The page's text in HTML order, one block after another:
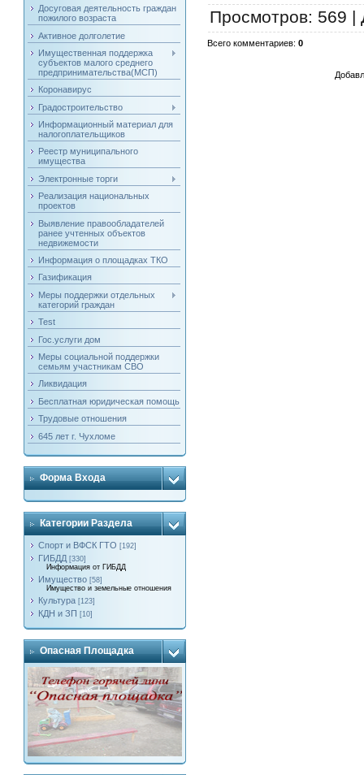
Досуговая деятельность граждан
пожилого возраста
Активное долголетие
Имущественная поддержка
субъектов малого среднего
предпринимательства(МСП)
Коронавирус
Градостроительство
Информационный материал для
налогоплательщиков
Реестр муниципального
имущества
Электронные торги
Реализация национальных
проектов
Выявление правообладателей
ранее учтенных объектов
недвижемости
Информация о площадках ТКО
Газификация
Меры поддержки отдельных
категорий граждан
Test
Гос.услуги дом
Меры социальной поддержки
семьям участникам СВО
Ликвидация
Бесплатная юридическая помощь
Трудовые отношения
645 лет г. Чухломе
Форма Входа
Категории Раздела
Спорт и ВФСК ГТО [192]
ГИБДД [330]
Информация от ГИБДД
Имущество [58]
Имущество и земельные отношения
Культура [123]
КДН и ЗП [10]
Опасная Площадка
Просмотров: 569 |
Всего комментариев:0